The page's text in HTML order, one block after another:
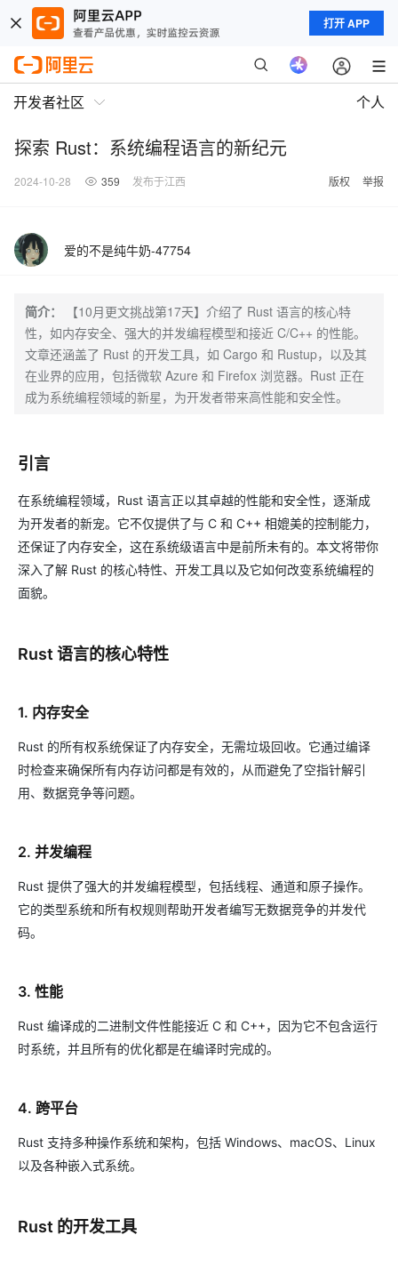
打开 APP
开发者社区 个人
探索 Rust：系统编程语言的新纪元
2024-10-28 359 发布于江西 版权 举报
爱的不是纯牛奶-47754
简介：
【10月更文挑战第17天】介绍了 Rust 语言的核心特
性，如内存安全、强大的并发编程模型和接近 C/C++ 的性能。
文章还涵盖了 Rust 的开发工具，如 Cargo 和 Rustup，以及其
在业界的应用，包括微软 Azure 和 Firefox 浏览器。Rust 正在
成为系统编程领域的新星，为开发者带来高性能和安全性。
引言
在系统编程领域，Rust 语言正以其卓越的性能和安全性，逐渐成
为开发者的新宠。它不仅提供了与 C 和 C++ 相媲美的控制能力，
还保证了内存安全，这在系统级语言中是前所未有的。本文将带你
深入了解 Rust 的核心特性、开发工具以及它如何改变系统编程的
面貌。
Rust 语言的核心特性
1. 内存安全
Rust 的所有权系统保证了内存安全，无需垃圾回收。它通过编译
时检查来确保所有内存访问都是有效的，从而避免了空指针解引
用、数据竞争等问题。
2. 并发编程
Rust 提供了强大的并发编程模型，包括线程、通道和原子操作。
它的类型系统和所有权规则帮助开发者编写无数据竞争的并发代
码。
3. 性能
Rust 编译成的二进制文件性能接近 C 和 C++，因为它不包含运行
时系统，并且所有的优化都是在编译时完成的。
4. 跨平台
Rust 支持多种操作系统和架构，包括 Windows、macOS、Linux
以及各种嵌入式系统。
Rust 的开发工具